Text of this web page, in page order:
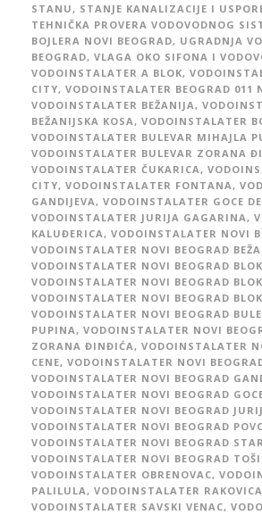
STANU, STANJE KANALIZACIJE I
TEHNIČKA PROVERA VODOVODNOG
BOJLERA NOVI BEOGRAD, UGRADNJA
BEOGRAD, VLAGA OKO SIFONA I
VODOINSTALATER A BLOK,
CITY, VODOINSTALATER BEOGRAD 011
VODOINSTALATER BEŽANIJA,
BEŽANIJSKA KOSA, VODOINSTALATER
VODOINSTALATER BULEVAR MIHAJLA
VODOINSTALATER BULEVAR ZORANA
VODOINSTALATER ČUKARICA,
CITY, VODOINSTALATER FONTANA,
GANDIJEVA, VODOINSTALATER GOCE
VODOINSTALATER JURIJA GAGARINA,
KALUĐERICA, VODOINSTALATER NOVI
VODOINSTALATER NOVI BEOGRAD
VODOINSTALATER NOVI BEOGRAD
VODOINSTALATER NOVI BEOGRAD
VODOINSTALATER NOVI BEOGRAD
VODOINSTALATER NOVI BEOGRAD
PUPINA, VODOINSTALATER NOVI
ZORANA ĐINĐIĆA, VODOINSTALATER
CENE, VODOINSTALATER NOVI
VODOINSTALATER NOVI BEOGRAD
VODOINSTALATER NOVI BEOGRAD
VODOINSTALATER NOVI BEOGRAD
VODOINSTALATER NOVI BEOGRAD
VODOINSTALATER NOVI BEOGRAD
VODOINSTALATER NOVI BEOGRAD
VODOINSTALATER OBRENOVAC,
PALILULA, VODOINSTALATER RAKOVICA
VODOINSTALATER SAVSKI VENAC,